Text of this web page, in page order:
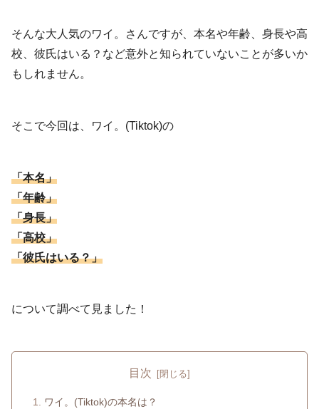
そんな大人気のワイ。さんですが、本名や年齢、身長や高
校、彼氏はいる？など意外と知られていないことが多いか
もしれません。
そこで今回は、ワイ。(Tiktok)の
「本名」
「年齢」
「身長」
「高校」
「彼氏はいる？」
について調べて見ました！
目次
ワイ。(Tiktok)の本名は？